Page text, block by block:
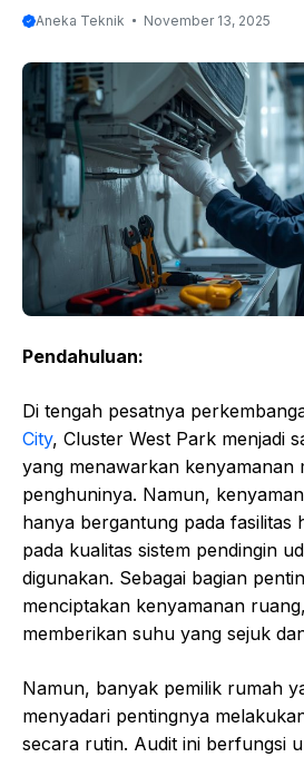
Aneka Teknik November 13, 2025
Pendahuluan:
Di tengah pesatnya
City, Cluster West Park menjadi
yang menawarkan kenyamanan
penghuninya. Namun,
hanya bergantung pada fasilitas
pada kualitas sistem pendingin
digunakan. Sebagai bagian
menciptakan kenyamanan
memberikan suhu yang sejuk
Namun, banyak pemilik rumah
menyadari pentingnya
secara rutin. Audit ini berfungsi